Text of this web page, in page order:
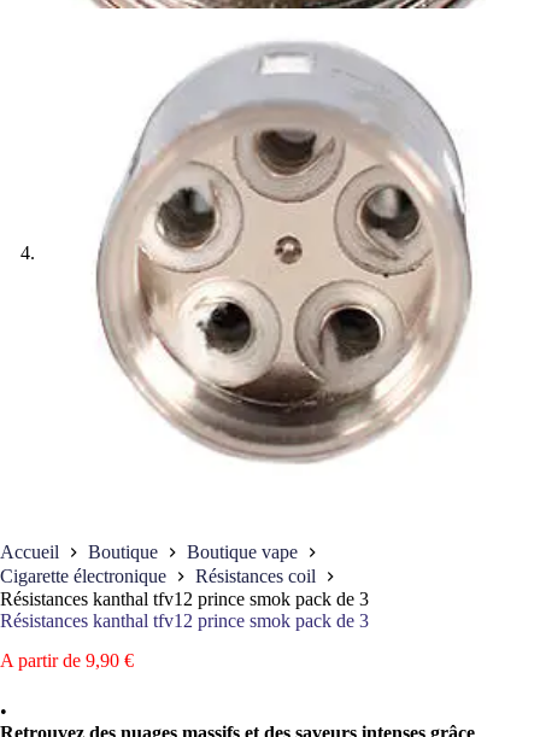
Accueil Boutique
Boutique vape
Cigarette électronique
Résistances coil
Résistances kanthal tfv12 prince smok pack de 3
Résistances kanthal tfv12 prince smok pack de 3
A partir de 9,90 €
•
Retrouvez des nuages massifs et des saveurs intenses grâce